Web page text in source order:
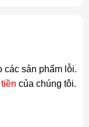
các sản phẩm lỗi.
của chúng tôi.